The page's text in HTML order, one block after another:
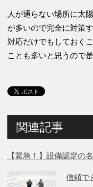
人が通らない場所に太
が多いので完全に対策
対応だけでもしておく
ことも多いと思うので
関連記事
【緊急！】設備認定の
信頼で